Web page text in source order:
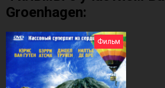
Groenhagen:
Фильм